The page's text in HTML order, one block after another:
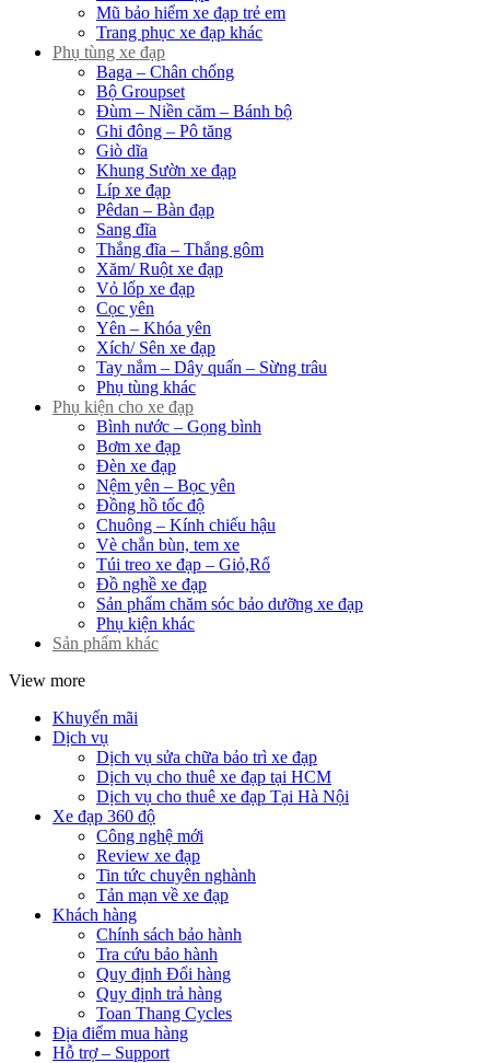
Mũ bảo hiểm xe đạp trẻ em
Trang phục xe đạp khác
Phụ tùng xe đạp
Baga – Chân chống
Bộ Groupset
Đùm – Niền căm – Bánh bộ
Ghi đông – Pô tăng
Giò dĩa
Khung Sườn xe đạp
Líp xe đạp
Pêdan – Bàn đạp
Sang đĩa
Thắng đĩa – Thắng gôm
Xăm/ Ruột xe đạp
Vỏ lốp xe đạp
Cọc yên
Yên – Khóa yên
Xích/ Sên xe đạp
Tay nắm – Dây quấn – Sừng trâu
Phụ tùng khác
Phụ kiện cho xe đạp
Bình nước – Gọng bình
Bơm xe đạp
Đèn xe đạp
Nệm yên – Bọc yên
Đồng hồ tốc độ
Chuông – Kính chiếu hậu
Vè chắn bùn, tem xe
Túi treo xe đạp – Giỏ,Rổ
Đồ nghề xe đạp
Sản phẩm chăm sóc bảo dưỡng xe đạp
Phụ kiện khác
Sản phẩm khác
View more
Khuyến mãi
Dịch vụ
Dịch vụ sửa chữa bảo trì xe đạp
Dịch vụ cho thuê xe đạp tại HCM
Dịch vụ cho thuê xe đạp Tại Hà Nội
Xe đạp 360 độ
Công nghệ mới
Review xe đạp
Tin tức chuyên nghành
Tản mạn về xe đạp
Khách hàng
Chính sách bảo hành
Tra cứu bảo hành
Quy định Đổi hàng
Quy định trả hàng
Toan Thang Cycles
Địa điểm mua hàng
Hỗ trợ – Support